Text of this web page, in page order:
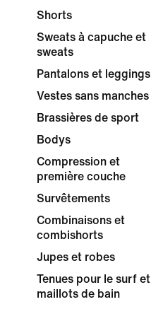
Shorts
Sweats à capuche et
sweats
Pantalons et leggings
Vestes sans manches
Brassières de sport
Bodys
Compression et
première couche
Survêtements
Combinaisons et
combishorts
Jupes et robes
Tenues pour le surf et
maillots de bain